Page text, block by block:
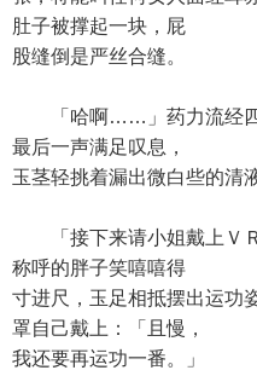
肚子被撑起一块，屁
股缝倒是严丝合缝。
「哈啊……」药力流经四
最后一声满足叹息，
玉茎轻挑着漏出微白些的清
「接下来请小姐戴上ＶＲ
称呼的胖子笑嘻嘻得
寸进尺，玉足相抵摆出运功
罩自己戴上：「且慢，
我还要再运功一番。」